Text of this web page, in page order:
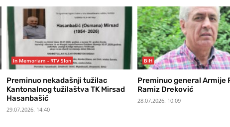
In Memoriam - RTV Slon
Preminuo nekadašnji tužilac
Kantonalnog tužilaštva TK Mirsad
Hasanbašić
29.07.2026. 14:40
BiH
Preminuo general Armije
Ramiz Dreković
28.07.2026. 10:09